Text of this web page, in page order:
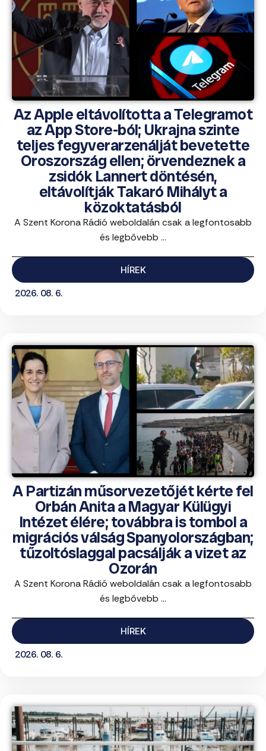
Az Apple eltávolította a Telegramot
az App Store-ból; Ukrajna szinte
teljes fegyverarzenálját bevetette
Oroszország ellen; örvendeznek a
zsidók Lannert döntésén,
eltávolítják Takaró Mihályt a
közoktatásból
A Szent Korona Rádió weboldalán csak a legfontosabb
és legbővebb ...
HÍREK
2026. 08. 6.
A Partizán műsorvezetőjét kérte fel
Orbán Anita a Magyar Külügyi
Intézet élére; továbbra is tombol a
migrációs válság Spanyolországban;
tűzoltóslaggal pacsálják a vizet az
Ozorán
A Szent Korona Rádió weboldalán csak a legfontosabb
és legbővebb ...
HÍREK
2026. 08. 6.